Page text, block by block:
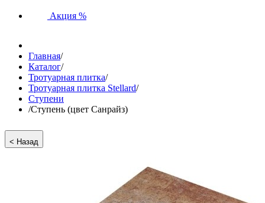
Акция %
Главная/
Каталог/
Тротуарная плитка/
Тротуарная плитка Stellard/
Ступени
/Ступень (цвет Санрайз)